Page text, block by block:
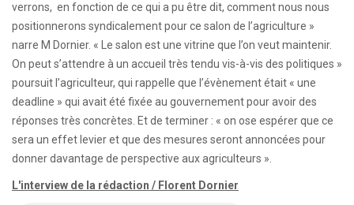
verrons, en fonction de ce qui a pu être dit, comment nous nous
positionnerons syndicalement pour ce salon de l’agriculture »
narre M Dornier. « Le salon est une vitrine que l’on veut maintenir.
On peut s’attendre à un accueil très tendu vis-à-vis des politiques »
poursuit l’agriculteur, qui rappelle que l’évènement était « une
deadline » qui avait été fixée au gouvernement pour avoir des
réponses très concrètes. Et de terminer : « on ose espérer que ce
sera un effet levier et que des mesures seront annoncées pour
donner davantage de perspective aux agriculteurs ».
L'interview de la rédaction / Florent Dornier